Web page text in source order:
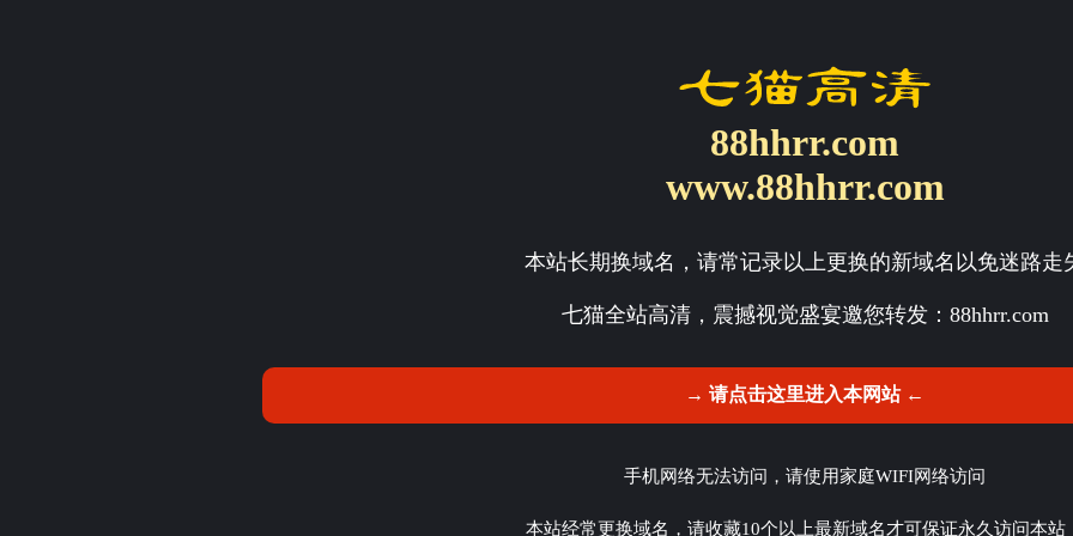
88hhrr.com
www.88hhrr.com
本站长期换域名，请常记录以上更换的新域名以免迷路走
七猫全站高清，震撼视觉盛宴邀您转发： 88hhrr.com
→ 请点击这里进入本网站 ←
手机网络无法访问，请使用家庭WIFI网络访问
本站经常更换域名，请收藏10个以上最新域名才可保证永久访问本站